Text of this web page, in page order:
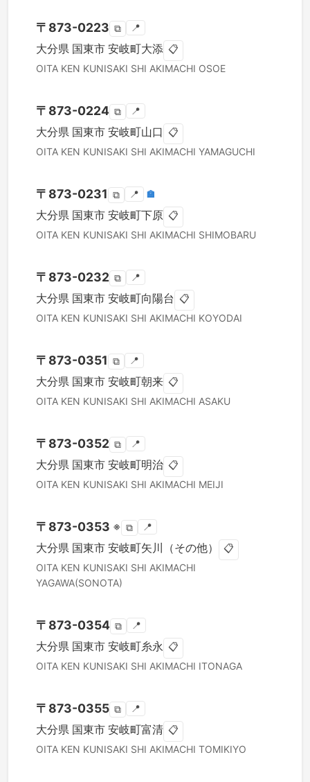
〒 873-0223 ⧉ 📍
大分県 国東市 安岐町大添 📋
OITA KEN KUNISAKI SHI AKIMACHI OSOE
〒 873-0224 ⧉ 📍
大分県 国東市 安岐町山口 📋
OITA KEN KUNISAKI SHI AKIMACHI YAMAGUCHI
〒 873-0231 ⧉ 📍 🏣
大分県 国東市 安岐町下原 📋
OITA KEN KUNISAKI SHI AKIMACHI SHIMOBARU
〒 873-0232 ⧉ 📍
大分県 国東市 安岐町向陽台 📋
OITA KEN KUNISAKI SHI AKIMACHI KOYODAI
〒 873-0351 ⧉ 📍
大分県 国東市 安岐町朝来 📋
OITA KEN KUNISAKI SHI AKIMACHI ASAKU
〒 873-0352 ⧉ 📍
大分県 国東市 安岐町明治 📋
OITA KEN KUNISAKI SHI AKIMACHI MEIJI
〒 873-0353 ※ ⧉ 📍
大分県 国東市 安岐町矢川（その他） 📋
OITA KEN KUNISAKI SHI AKIMACHI
YAGAWA(SONOTA)
〒 873-0354 ⧉ 📍
大分県 国東市 安岐町糸永 📋
OITA KEN KUNISAKI SHI AKIMACHI ITONAGA
〒 873-0355 ⧉ 📍
大分県 国東市 安岐町富清 📋
OITA KEN KUNISAKI SHI AKIMACHI TOMIKIYO